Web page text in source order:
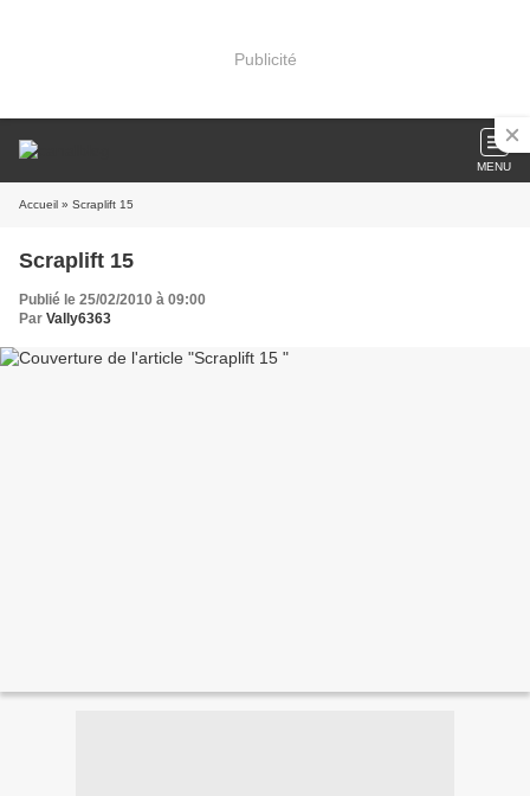
Publicité
MENU
Accueil » Scraplift 15
Scraplift 15
Publié le 25/02/2010 à 09:00
Par Vally6363